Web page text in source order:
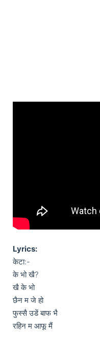
Lyrics:
केटा:-
के भो खै?
खै के भो
छैन म जे हो
फुस्सै उडें बाफ भै
रहिन म आफू मैं